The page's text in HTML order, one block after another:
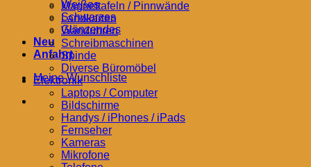
Weißes
Schwarzes
Glänzendes
Neu
Anfahrt
Meine Wunschliste
Magnettafeln / Pinnwände
Landkarten
Wanduhren
Schreibmaschinen
Spinde
Diverse Büromöbel
Elektronik
Laptops / Computer
Bildschirme
Handys / iPhones / iPads
Fernseher
Kameras
Mikrofone